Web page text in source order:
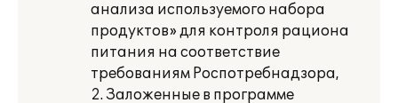
анализа используемого набора
продуктов» для контроля рациона
питания на соответствие
требованиям Роспотребнадзора,
2. Заложенные в программе